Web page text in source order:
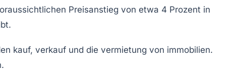
Preisanstieg von etwa 4 Prozent in